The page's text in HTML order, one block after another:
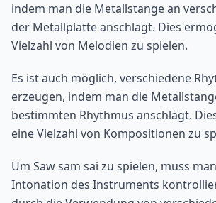
indem man die Metallstange an
der Metallplatte anschlägt. Dies
Vielzahl von Melodien zu spielen.
Es ist auch möglich, verschiedene
erzeugen, indem man die
bestimmten Rhythmus anschlägt.
eine Vielzahl von Kompositionen zu
Um Saw sam sai zu spielen, muss
Intonation des Instruments